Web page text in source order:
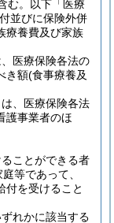
む。以下「医療
並びに保険外併
療養費及び家族
医療保険各法の
き額(食事療養及
、医療保険各法
護事業者のほ
ことができる者
等であって、
付を受けること
れかに該当する